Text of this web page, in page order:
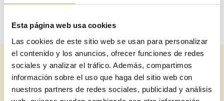
Esta página web usa cookies
Las cookies de este sitio web se usan para personalizar
el contenido y los anuncios, ofrecer funciones de redes
sociales y analizar el tráfico. Además, compartimos
información sobre el uso que haga del sitio web con
nuestros partners de redes sociales, publicidad y análisis
Suscríbete a nuestro newsletter
Puedes estar al día de todo lo relacionado con seguridad
industrial